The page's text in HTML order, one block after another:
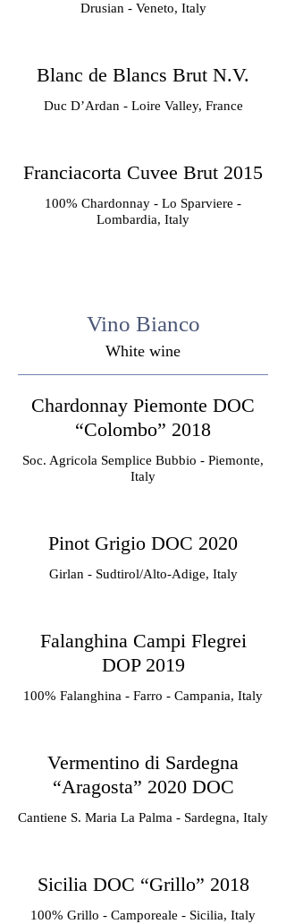
Drusian - Veneto, Italy
Blanc de Blancs Brut N.V.
Duc D’Ardan - Loire Valley, France
Franciacorta Cuvee Brut 2015
100% Chardonnay - Lo Sparviere -
Lombardia, Italy
Vino Bianco
White wine
Chardonnay Piemonte DOC
“Colombo” 2018
Soc. Agricola Semplice Bubbio - Piemonte,
Italy
Pinot Grigio DOC 2020
Girlan - Sudtirol/Alto-Adige, Italy
Falanghina Campi Flegrei
DOP 2019
100% Falanghina - Farro - Campania, Italy
Vermentino di Sardegna
“Aragosta” 2020 DOC
Cantiene S. Maria La Palma - Sardegna, Italy
Sicilia DOC “Grillo” 2018
100% Grillo - Camporeale - Sicilia, Italy